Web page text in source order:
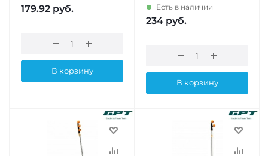
179.92 руб.
В корзину
Есть в наличии
234 руб.
В корзину